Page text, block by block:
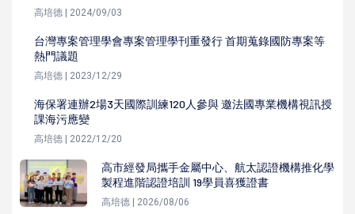
高培德 | 2024/09/03
台灣專案管理學會專案管理學刊重發行 首期蒐錄國防專案等
熱門議題
高培德 | 2023/12/29
海保署連辦2場3天國際訓練120人參與 邀法國專業機構視訊授
課海污應變
高培德 | 2022/12/20
高市經發局攜手金屬中心、航太認證機構推化學
製程進階認證培訓 19學員喜獲證書
高培德 | 2026/08/06